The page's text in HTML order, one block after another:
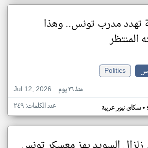
تهدد مدرب تونس.. وهذا
المنتظر
Politics
Jul 12, 2026
منذ ٢٦ يوم
سكاي نيوز عربية• عدد الكلمات: ٢٤٩